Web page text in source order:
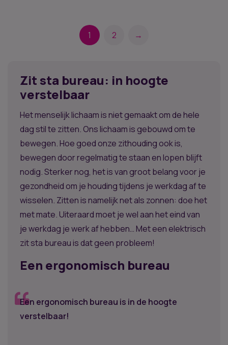
1 2 →
Zit sta bureau: in hoogte
verstelbaar
Het menselijk lichaam is niet gemaakt om de hele
dag stil te zitten. Ons lichaam is gebouwd om te
bewegen. Hoe goed onze zithouding ook is,
bewegen door regelmatig te staan en lopen blijft
nodig. Sterker nog, het is van groot belang voor je
gezondheid om je houding tijdens je werkdag af te
wisselen. Zitten is namelijk net als zonnen: doe het
met mate. Uiteraard moet je wel aan het eind van
je werkdag je werk af hebben… Met een elektrisch
zit sta bureau is dat geen probleem!
Een ergonomisch bureau
Een ergonomisch bureau is in de hoogte
verstelbaar!